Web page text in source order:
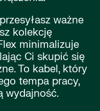
ważne
kolekcję
minimalizuje
Ci skupić się
To kabel, który
tempa pracy,
wydajność.